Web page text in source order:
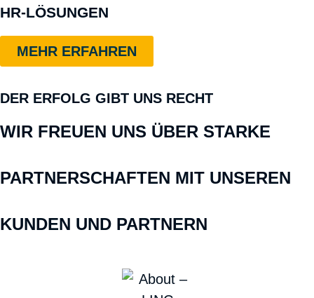
HR-LÖSUNGEN
MEHR ERFAHREN
DER ERFOLG GIBT UNS RECHT
WIR FREUEN UNS ÜBER STARKE
PARTNER­SCHAFTEN MIT UNSEREN
KUNDEN UND PARTNERN